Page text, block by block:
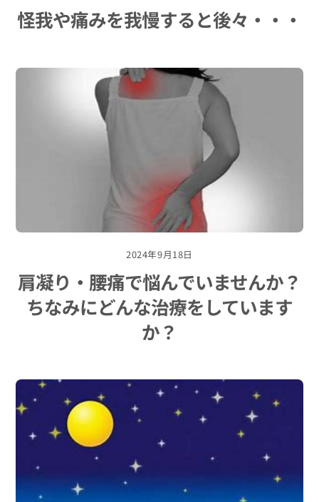
怪我や痛みを我慢すると後々・・・
2024年9月18日
肩凝り・腰痛で悩んでいませんか？
ちなみにどんな治療をしています
か？